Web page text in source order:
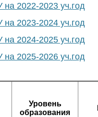
2022-2023 уч.год
2023-2024 уч.год
2024-2025 уч.год
2025-2026 уч.год
Уровень
образования